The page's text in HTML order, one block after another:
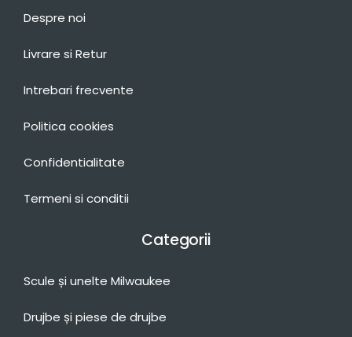
Despre noi
Livrare si Retur
Intrebari frecvente
Politica cookies
Confidentialitate
Termeni si conditii
Categorii
Scule și unelte Milwaukee
Drujbe și piese de drujbe